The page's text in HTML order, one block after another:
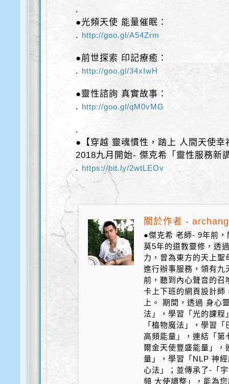
.
●光頻天使 能量催眠：
. http://goo.gl/A54Zrm
●前世探索 印記療癒：
. http://goo.gl/34xIwH
●靈性諮詢 真實故事：
. http://goo.gl/qM0vMG
.
●【穿越 靈魂慣性，踏上 人間天使幸
2018九月開始- 傑克希「靈性服務新
. https://bit.ly/2wtLEOv
關於作者 -
●傑克希 老師- 9年前
莫5年的道教靈修，透
力，曾為東方的天上
進行辦事服務，領有
前，聽到內心聲音的召
卡上下班的網頁設計師
上。 期間，透過 身心
法」，學習「光的課程
「植物魔法」，學習
高頻能量」，連結「第
爾金天使豐盛能量」，
量」，學習「NLP 神
心法」；並傳承了-「
頻 大使調整」，能為